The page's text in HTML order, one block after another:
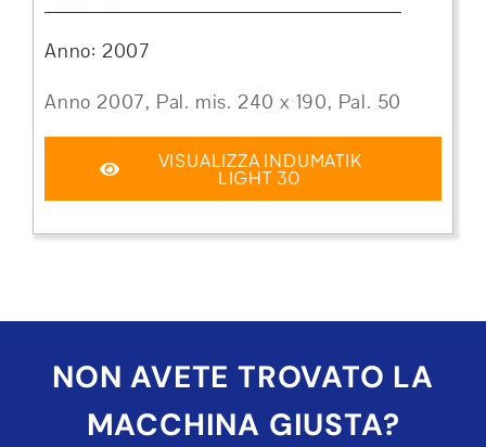
Anno: 2007
Anno 2007, Pal. mis. 240 x 190, Pal. 50
VISUALIZZA INDUMATIK
LIGHT 30
NON AVETE TROVATO LA
MACCHINA GIUSTA?